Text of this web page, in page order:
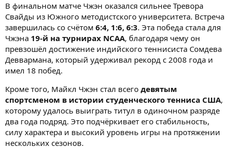
В финальном матче Чжэн оказался сильнее Тревора
Свайды из Южного методистского университета. Встреча
завершилась со счётом 6:4, 1:6, 6:3. Эта победа стала для
Чжэна 19-й на турнирах NCAA, благодаря чему он
превзошёл достижение индийского теннисиста Сомдева
Деввармана, который удерживал рекорд с 2008 года и
имел 18 побед.
Кроме того, Майкл Чжэн стал всего девятым
спортсменом в истории студенческого тенниса США,
которому удалось выиграть титул в одиночном разряде
два года подряд. Это подчёркивает его стабильность,
силу характера и высокий уровень игры на протяжении
нескольких сезонов.